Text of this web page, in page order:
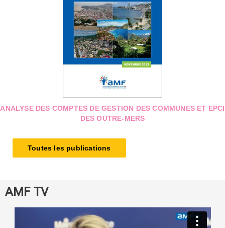
ANALYSE DES COMPTES DE GESTION DES COMMUNES ET EPCI
DES OUTRE-MERS
Toutes les publications
AMF TV